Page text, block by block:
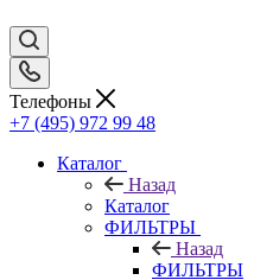
Телефоны
+7 (495) 972 99 48
Каталог
Назад
Каталог
ФИЛЬТРЫ
Назад
ФИЛЬТРЫ